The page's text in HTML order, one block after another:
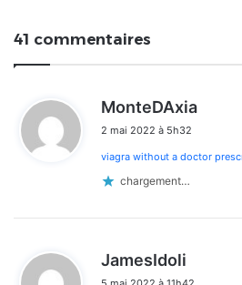
41 commentaires
MonteDAxia
2 mai 2022 à 5h32
viagra without a doctor
chargement…
JamesIdoli